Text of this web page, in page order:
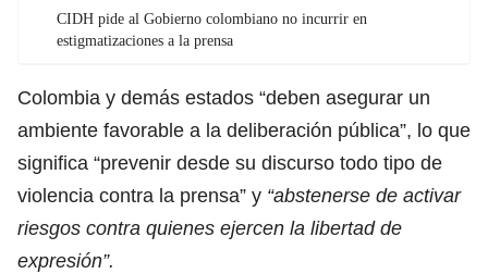
CIDH pide al Gobierno colombiano no incurrir en
estigmatizaciones a la prensa
Colombia y demás estados “deben asegurar un
ambiente favorable a la deliberación pública”, lo que
significa “prevenir desde su discurso todo tipo de
violencia contra la prensa” y “abstenerse de activar
riesgos contra quienes ejercen la libertad de
expresión”.